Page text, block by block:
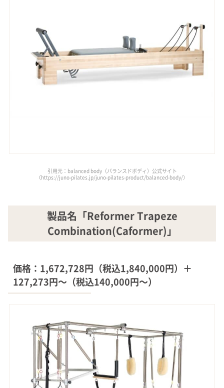
引用元：balanced body（バランスドボディ）公式サイト
（https://juno-pilates.jp/juno-pilates-product/balanced-body/）
製品名「Reformer Trapeze
Combination(Caformer)」
価格：1,672,728円（税込1,840,000円）＋
127,273円～（税込140,000円～）